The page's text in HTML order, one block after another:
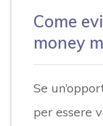
Come
money
Se
per essere